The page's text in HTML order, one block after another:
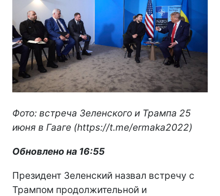
Фото: встреча Зеленского и Трампа 25
июня в Гааге (https://t.me/ermaka2022)
Обновлено на 16:55
Президент Зеленский назвал встречу с
Трампом продолжительной и